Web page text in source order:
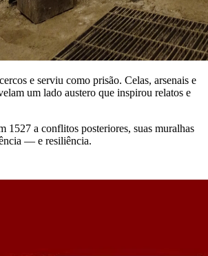
e serviu como prisão. Celas, arsenais e
um lado austero que inspirou relatos e
1527 a conflitos posteriores, suas muralhas
— e resiliência.